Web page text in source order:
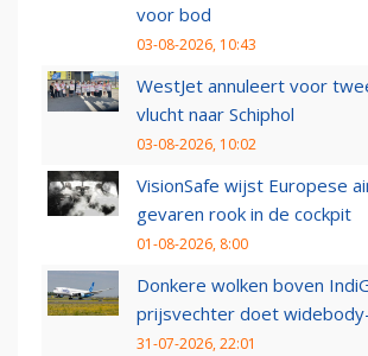
voor bod
03-08-2026, 10:43
WestJet annuleert voor
vlucht naar Schiphol
03-08-2026, 10:02
VisionSafe wijst Europese
gevaren rook in de cockpit
01-08-2026, 8:00
Donkere wolken boven
prijsvechter doet
31-07-2026, 22:01